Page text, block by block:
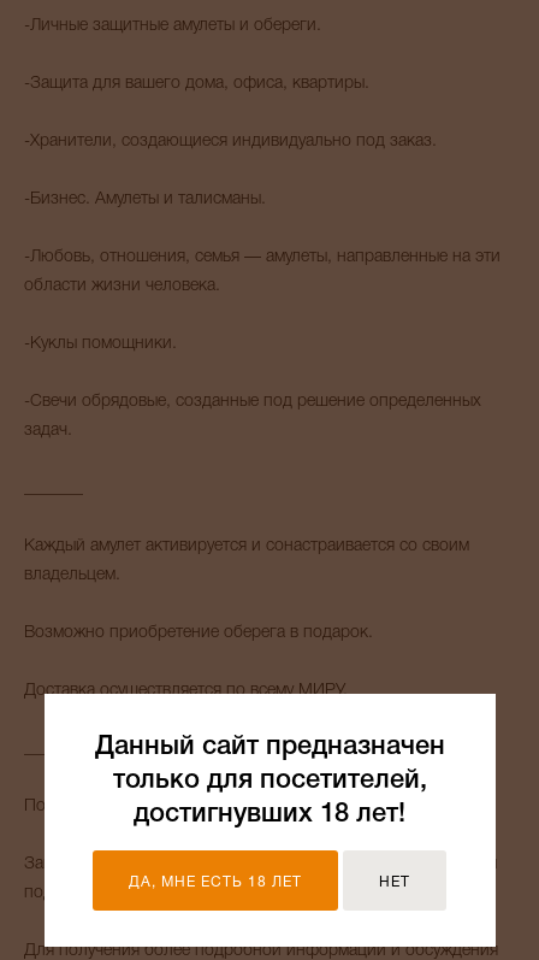
-Личные защитные амулеты и обереги.
-Защита для вашего дома, офиса, квартиры.
-Хранители, создающиеся индивидуально под заказ.
-Бизнес. Амулеты и талисманы.
-Любовь, отношения, семья — амулеты, направленные на эти
области жизни человека.
-Куклы помощники.
-Свечи обрядовые, созданные под решение определенных
задач.
Каждый амулет активируется и сонастраивается со своим
владельцем.
Возможно приобретение оберега в подарок.
Доставка осуществляется по всему МИРУ.
Помогу с выбором амулета для Вас и Ваших близких.
Занимаюсь изготовлением индивидуальных предметов силы
под нужную Вам задачу и результат и принимаю заказы.
Для получения более подробной информации и обсуждения
Данный сайт предназначен
только для посетителей,
достигнувших 18 лет!
ДА, МНЕ ЕСТЬ 18 ЛЕТ НЕТ